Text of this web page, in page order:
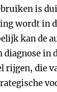
is
wordt in
kan de
diagnose in
rijgen, die